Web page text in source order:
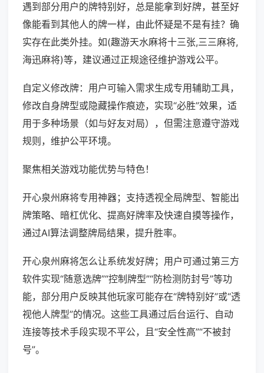
遇到部分用户的牌特别好，总是能拿到好牌，甚至好
像能看到其他人的牌一样，由此怀疑是不是有挂？确
实存在此类外挂。如(趣游天水麻将十三张,三三麻将,
海迅麻将)等，建议通过正规途径维护游戏公平。
自定义修改牌：用户可输入需求生成专用辅助工具，
修改自身牌型或隐藏操作痕迹，实现“必胜”效果，适
用于多种场景（如与好友对局），但需注意遵守游戏
规则，维护公平环境。
聚焦相关游戏功能优势与特色！
开心泉州麻将专用神器；支持透视全局牌型、智能出
牌策略、暗杠优化、提高好牌率及快速自摸等操作，
通过AI算法调整牌局结果，提升胜率。
开心泉州麻将怎么让系统发好牌；用户可通过第三方
软件实现“随意选牌”“控制牌型”“防检测防封号”等功
能，部分用户反映其他玩家可能存在“牌特别好”或“透
视他人牌型”的情况。这些工具通过后台运行、自动
连接等技术手段实现不平公，且“安全性高”“不被封
号”。